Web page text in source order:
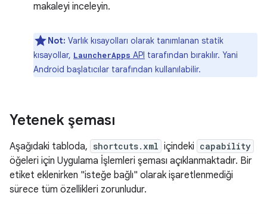
makaleyi inceleyin.
Not: Varlık kısayolları olarak tanımlanan statik
kısayollar, LauncherApps API tarafından bırakılır. Yani
Android başlatıcılar tarafından kullanılabilir.
Yetenek şeması
Aşağıdaki tabloda, shortcuts.xml içindeki capability
öğeleri için Uygulama İşlemleri şeması açıklanmaktadır. Bir
etiket eklenirken "isteğe bağlı" olarak işaretlenmediği
sürece tüm özellikleri zorunludur.